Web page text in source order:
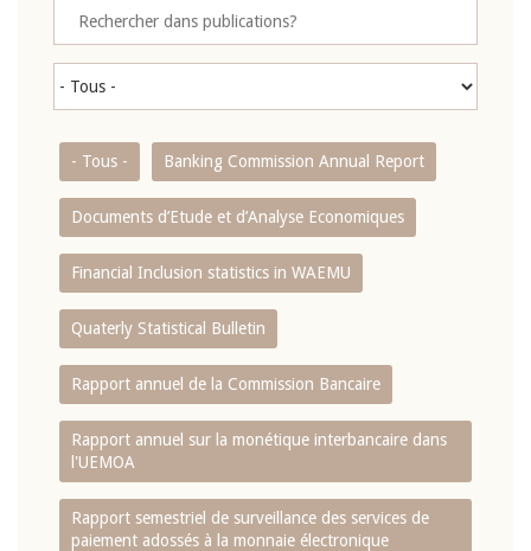
- Tous - Banking Commission Annual Report
Documents d’Etude et d’Analyse Economiques
Financial Inclusion statistics in WAEMU
Quaterly Statistical Bulletin
Rapport annuel de la Commission Bancaire
Rapport annuel sur la monétique interbancaire dans
l'UEMOA
Rapport semestriel de surveillance des services de
paiement adossés à la monnaie électronique